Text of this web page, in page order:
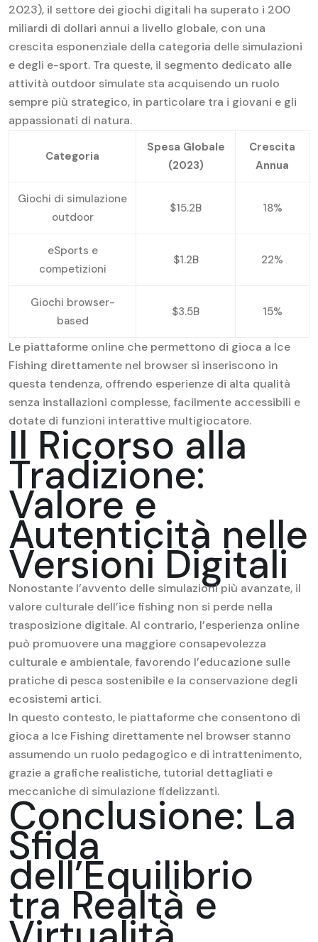
2023), il settore dei giochi digitali ha superato i 200
miliardi di dollari annui a livello globale, con una
crescita esponenziale della categoria delle simulazioni
e degli e-sport. Tra queste, il segmento dedicato alle
attività outdoor simulate sta acquisendo un ruolo
sempre più strategico, in particolare tra i giovani e gli
appassionati di natura.
Categoria
Spesa Globale
(2023)
Crescita
Annua
Giochi di simulazione
outdoor
$15.2B 18%
eSports e
competizioni
$1.2B 22%
Giochi browser-
based
$3.5B 15%
Le piattaforme online che permettono di gioca a Ice
Fishing direttamente nel browser si inseriscono in
questa tendenza, offrendo esperienze di alta qualità
senza installazioni complesse, facilmente accessibili e
dotate di funzioni interattive multigiocatore.
Il Ricorso alla
Tradizione:
Valore e
Autenticità nelle
Versioni Digitali
Nonostante l’avvento delle simulazioni più avanzate, il
valore culturale dell’ice fishing non si perde nella
trasposizione digitale. Al contrario, l’esperienza online
può promuovere una maggiore consapevolezza
culturale e ambientale, favorendo l’educazione sulle
pratiche di pesca sostenibile e la conservazione degli
ecosistemi artici.
In questo contesto, le piattaforme che consentono di
gioca a Ice Fishing direttamente nel browser stanno
assumendo un ruolo pedagogico e di intrattenimento,
grazie a grafiche realistiche, tutorial dettagliati e
meccaniche di simulazione fidelizzanti.
Conclusione: La
Sfida
dell’Equilibrio
tra Realtà e